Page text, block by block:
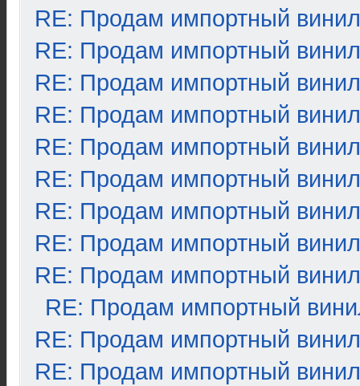
RE: Продам импортный винил
RE: Продам импортный винил
RE: Продам импортный винил
RE: Продам импортный винил
RE: Продам импортный винил
RE: Продам импортный винил
RE: Продам импортный винил
RE: Продам импортный винил
RE: Продам импортный винил
RE: Продам импортный
RE: Продам импортный винил
RE: Продам импортный винил